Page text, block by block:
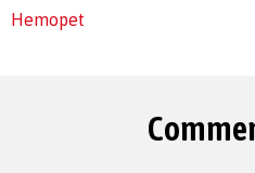
Hemopet